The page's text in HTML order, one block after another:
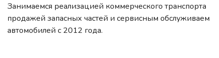
Занимаемся реализацией коммерческого транспорта
продажей запасных частей и сервисным обслуживаем
автомобилей c 2012 года.